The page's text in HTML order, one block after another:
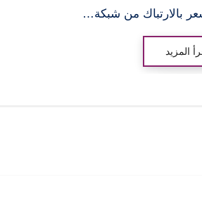
بالارتباك من شبكة…
المزيد